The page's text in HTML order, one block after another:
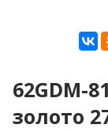
62GDM-
золото